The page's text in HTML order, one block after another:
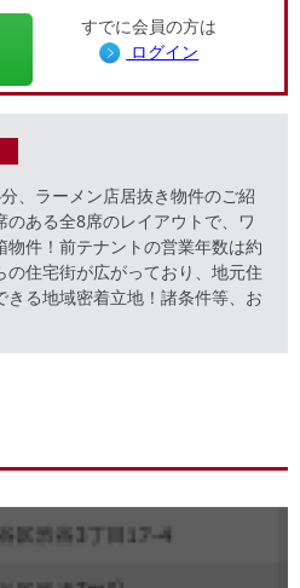
すでに会員の方は
ログイン
、ラーメン店居抜き物件のご紹
ある全8席のレイアウトで、ワ
件！前テナントの営業年数は約
住宅街が広がっており、地元住
る地域密着立地！諸条件等、お